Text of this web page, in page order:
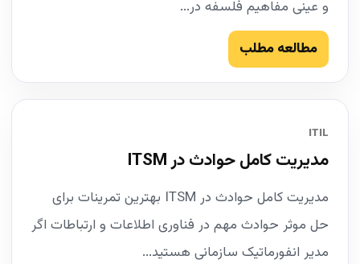
و عینی مفاهیم فلسفه در...
مطالعه مطلب
ITIL
مدیریت کامل حوادث در ITSM
مدیریت کامل حوادث در ITSM بهترین تمرینات برای
حل موثر حوادث مهم در فناوری اطلاعات و ارتباطات اگر
مدیر انفورماتیک سازمانی هستید...